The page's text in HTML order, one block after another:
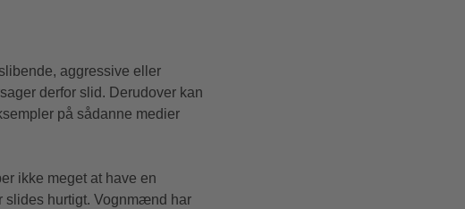
aggressive eller
derfor slid. Derudover kan
på sådanne medier
ikke meget at have en
slides hurtigt. Vognmænd har